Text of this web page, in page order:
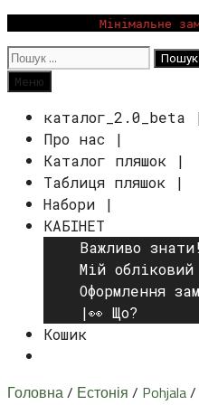
до
вмісту
Мінімальне
Пошук:
Пошук
Меню
каталог_2.0_beta
Про нас |
Каталог пляшок |
Таблиця пляшок |
Набори |
КАБІНЕТ
Важливо знати!
Мій обліковий
Оформлення
|👀 Що?
Кошик
Головна/ Естонія / Pohjala/